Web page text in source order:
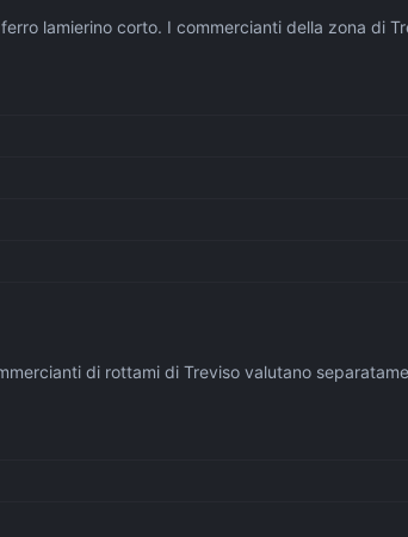
lamierino corto. I commercianti della zona di
di rottami di Treviso valutano